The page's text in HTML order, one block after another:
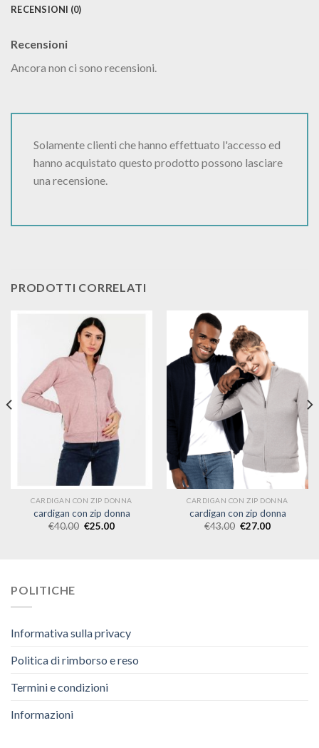
RECENSIONI (0)
Recensioni
Ancora non ci sono recensioni.
Solamente clienti che hanno effettuato l'accesso ed
hanno acquistato questo prodotto possono lasciare
una recensione.
PRODOTTI CORRELATI
CARDIGAN CON ZIP DONNA
cardigan con zip donna
€40.00 €25.00
CARDIGAN CON ZIP DONNA
cardigan con zip donna
€43.00 €27.00
POLITICHE
Informativa sulla privacy
Politica di rimborso e reso
Termini e condizioni
Informazioni